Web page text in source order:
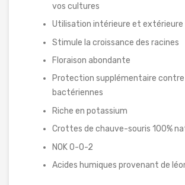
vos cultures
Utilisation intérieure et extérieure
Stimule la croissance des racines
Floraison abondante
Protection supplémentaire
bactériennes
Riche en potassium
Crottes de chauve-souris 100%
NOK 0-0-2
Acides humiques provenant de